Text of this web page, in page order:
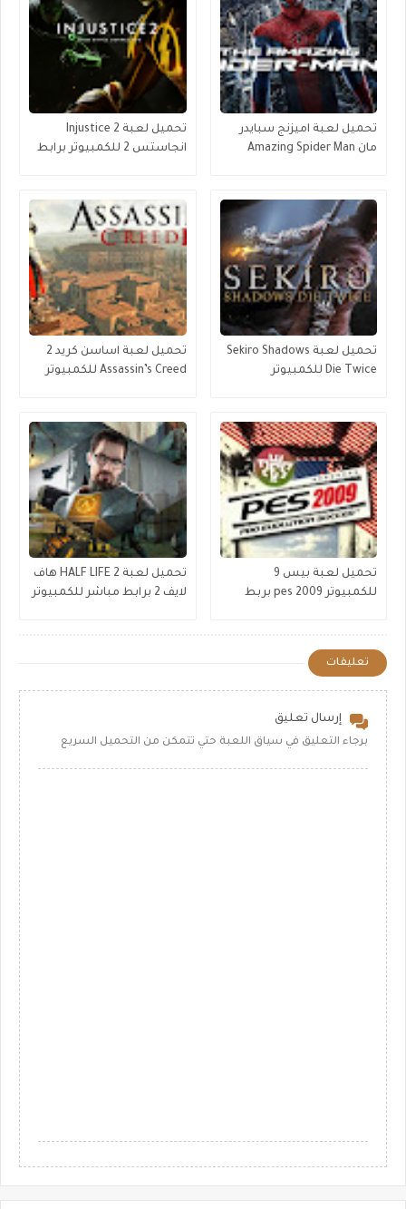
تحميل لعبة اميزنج سبايدر
مان Amazing Spider Man
تحميل لعبة Injustice 2
انجاستس 2 للكمبيوتر برابط
تحميل لعبة Sekiro Shadows
Die Twice للكمبيوتر
تحميل لعبة اساسن كريد 2
Assassin’s Creed للكمبيوتر
تحميل لعبة بيس 9
للكمبيوتر pes 2009 بربط
تحميل لعبة HALF LIFE 2 هاف
لايف 2 برابط مباشر للكمبيوتر
تعليقات
إرسال تعليق
برجاء التعليق في سياق اللعبة حتي تتمكن من التحميل السريع